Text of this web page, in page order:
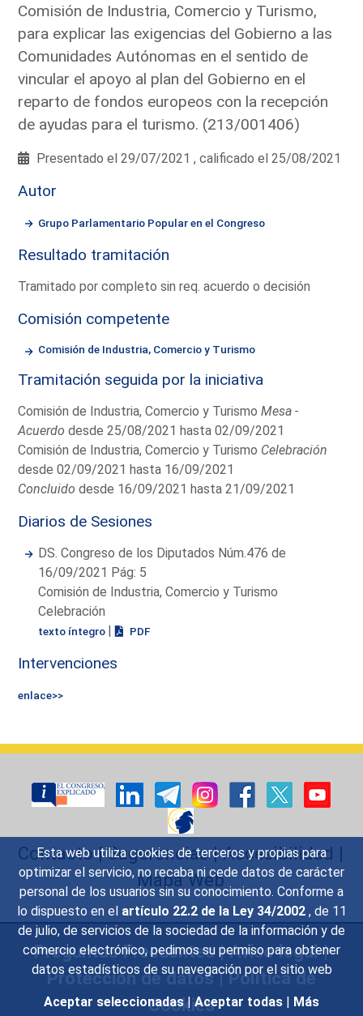
Esta web utiliza cookies de terceros y propias para
optimizar el servicio, no recaba ni cede datos de carácter
personal de los usuarios sin su conocimiento. Conforme a
lo dispuesto en el artículo 22.2 de la Ley 34/2002 , de 11
de julio, de servicios de la sociedad de la información y de
comercio electrónico, pedimos su permiso para obtener
datos estadísticos de su navegación por el sitio web
Aceptar seleccionadas | Aceptar todas | Más
Comisión de Industria, Comercio y Turismo,
para explicar las exigencias del Gobierno a las
Comunidades Autónomas en el sentido de
vincular el apoyo al plan del Gobierno en el
reparto de fondos europeos con la recepción
de ayudas para el turismo. (213/001406)
Presentado el 29/07/2021 , calificado el 25/08/2021
Autor
Grupo Parlamentario Popular en el Congreso
Resultado tramitación
Tramitado por completo sin req. acuerdo o decisión
Comisión competente
Comisión de Industria, Comercio y Turismo
Tramitación seguida por la iniciativa
Comisión de Industria, Comercio y TurismoMesa -
Acuerdo desde 25/08/2021 hasta 02/09/2021
Comisión de Industria, Comercio y Turismo Celebración
desde 02/09/2021 hasta 16/09/2021
Concluido desde 16/09/2021 hasta 21/09/2021
Diarios de Sesiones
DS. Congreso de los Diputados Núm.476 de
16/09/2021 Pág: 5
Comisión de Industria, Comercio y Turismo
Celebración
texto íntegro | PDF
Intervenciones
enlace>>
Contacto|Sugerencias|Accesibilidad |
Mapa Web
Preguntas Frecuentes|Aviso legal|
Protección de datos|Política de
Cookies